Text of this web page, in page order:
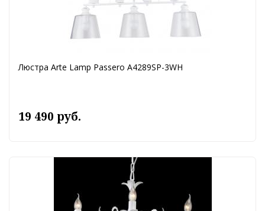
Люстра Arte Lamp Passero A4289SP-3WH
19 490 руб.